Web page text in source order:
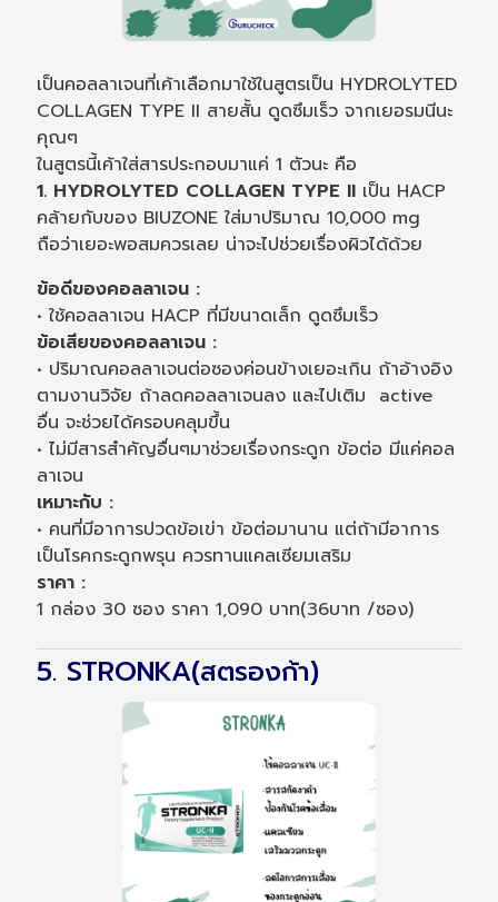
เป็นคอลลาเจนที่เค้าเลือกมาใช้ในสูตรเป็น HYDROLYTED
COLLAGEN TYPE II สายสั้น ดูดซึมเร็ว จากเยอรมนีนะ
คุณๆ
ในสูตรนี้เค้าใส่สารประกอบมาแค่ 1 ตัวนะ คือ
1. HYDROLYTED COLLAGEN TYPE II เป็น HACP
คล้ายกับของ BIUZONE ใส่มาปริมาณ 10,000 mg
ถือว่าเยอะพอสมควรเลย น่าจะไปช่วยเรื่องผิวได้ด้วย
ข้อดีของคอลลาเจน :
• ใช้คอลลาเจน HACP ที่มีขนาดเล็ก ดูดซึมเร็ว
ข้อเสียของคอลลาเจน :
• ปริมาณคอลลาเจนต่อซองค่อนข้างเยอะเกิน ถ้าอ้างอิง
ตามงานวิจัย ถ้าลดคอลลาเจนลง และไปเติม active
อื่น จะช่วยได้ครอบคลุมขึ้น
• ไม่มีสารสำคัญอื่นๆมาช่วยเรื่องกระดูก ข้อต่อ มีแค่คอล
ลาเจน
เหมาะกับ :
• คนที่มีอาการปวดข้อเข่า ข้อต่อมานาน แต่ถ้ามีอาการ
เป็นโรคกระดูกพรุน ควรทานแคลเซียมเสริม
ราคา :
1 กล่อง 30 ซอง ราคา 1,090 บาท(36บาท /ซอง)
5. STRONKA(สตรองก้า)